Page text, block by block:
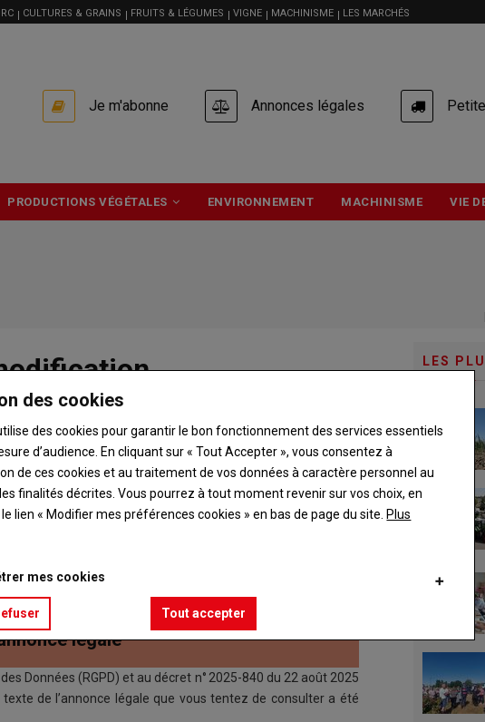
CULTURES & GRAINS FRUITS & LÉGUMES VIGNE MACHINISME LES MARCHÉS
USER
ACCOUNT
MENU
Je m'abonne Annonces légales
PRODUCTIONS VÉGÉTALES ENVIRONNEMENT MACHINISME VIE
DE L ERVE
de 76410 €
72300 AUVERS-LE-HAMON
RCS LE MANS
légale
Données (RGPD) et au décret n° 2025-840 du 22 août 2025
de l’annonce légale que vous tentez de consulter a été
LES
des cookies
des cookies pour garantir le bon fonctionnement des services essentiels
d’audience. En cliquant sur « Tout Accepter », vous consentez à
de ces cookies et au traitement de vos données à caractère personnel au
finalités décrites. Vous pourrez à tout moment revenir sur vos choix, en
lien « Modifier mes préférences cookies » en bas de page du site.Plus
mes cookies
Tout accepter